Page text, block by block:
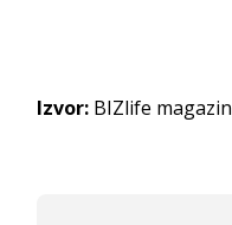
Izvor: BIZlife magazin